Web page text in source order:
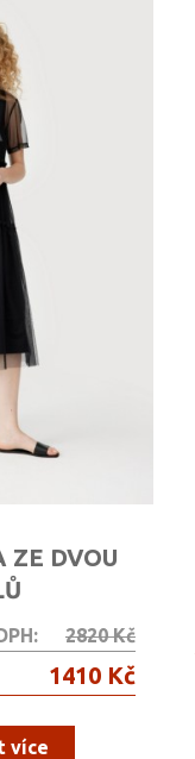
ZE DVOU
2820 Kč
1410 Kč
více